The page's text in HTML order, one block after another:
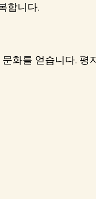
합니다.
화를 얻습니다. 평